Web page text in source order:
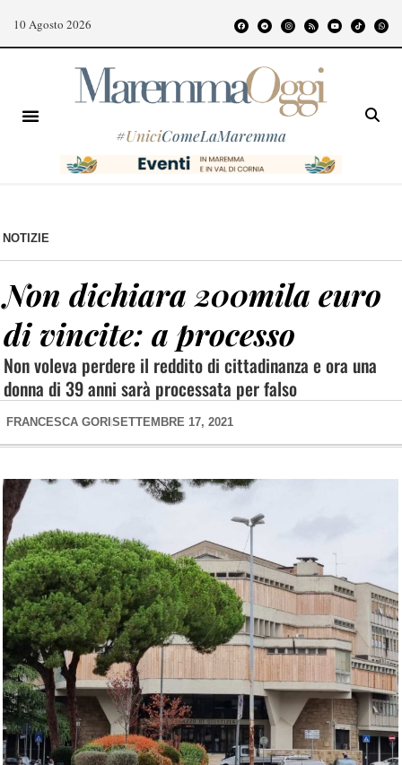
10 Agosto 2026
#UniciComeLaMaremma
NOTIZIE
Non dichiara 200mila euro
di vincite: a processo
Non voleva perdere il reddito di cittadinanza e ora una
donna di 39 anni sarà processata per falso
FRANCESCA GORI SETTEMBRE 17, 2021